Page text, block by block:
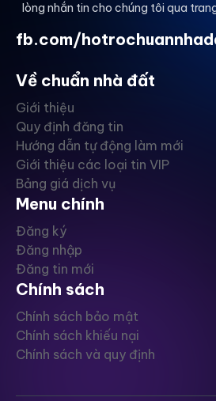
lòng nhắn tin cho chúng tôi qua
fb.com/
Về chuẩn nhà đất
Giới thiệu
Quy định đăng tin
Hướng dẫn tự động làm mới
Giới thiệu các loại tin VIP
Bảng giá dịch vụ
Menu chính
Đăng ký
Đăng nhập
Đăng tin mới
Chính sách
Chính sách bảo mật
Chính sách khiếu nại
Chính sách và quy định